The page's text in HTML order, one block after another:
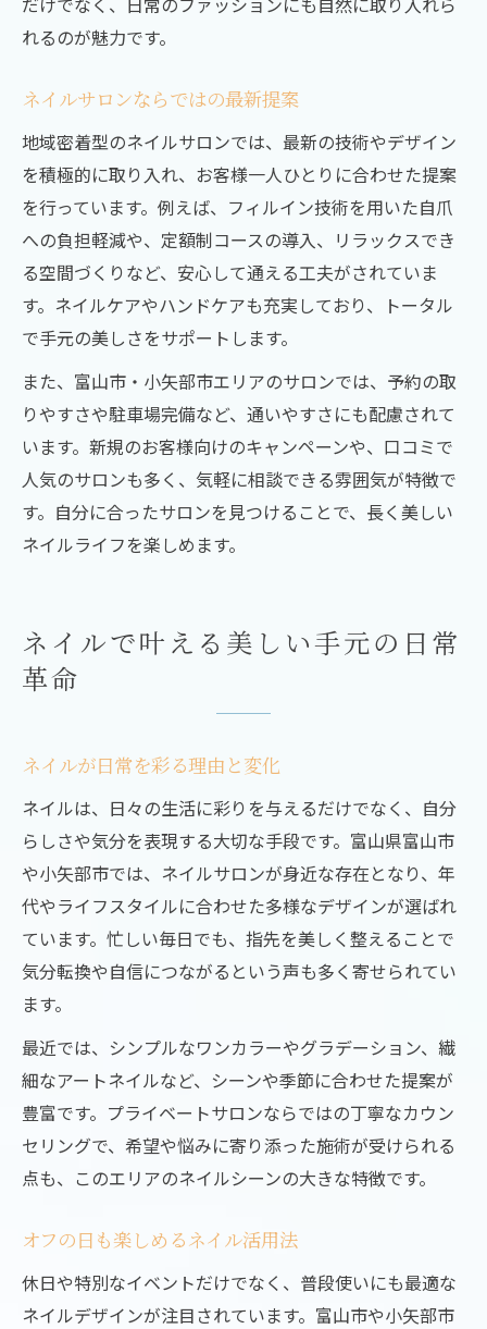
れるのが魅力です。
ネイルサロンならではの最新提案
地域密着型のネイルサロンでは、最新の技術やデザイン
を積極的に取り入れ、お客様一人ひとりに合わせた提案
を行っています。例えば、フィルイン技術を用いた自爪
への負担軽減や、定額制コースの導入、リラックスでき
る空間づくりなど、安心して通える工夫がされていま
す。ネイルケアやハンドケアも充実しており、トータル
で手元の美しさをサポートします。
また、富山市・小矢部市エリアのサロンでは、予約の取
りやすさや駐車場完備など、通いやすさにも配慮されて
います。新規のお客様向けのキャンペーンや、口コミで
人気のサロンも多く、気軽に相談できる雰囲気が特徴で
す。自分に合ったサロンを見つけることで、長く美しい
ネイルライフを楽しめます。
ネイルで叶える美しい手元の日常
革命
ネイルが日常を彩る理由と変化
ネイルは、日々の生活に彩りを与えるだけでなく、自分
らしさや気分を表現する大切な手段です。富山県富山市
や小矢部市では、ネイルサロンが身近な存在となり、年
代やライフスタイルに合わせた多様なデザインが選ばれ
ています。忙しい毎日でも、指先を美しく整えることで
気分転換や自信につながるという声も多く寄せられてい
ます。
最近では、シンプルなワンカラーやグラデーション、繊
細なアートネイルなど、シーンや季節に合わせた提案が
豊富です。プライベートサロンならではの丁寧なカウン
セリングで、希望や悩みに寄り添った施術が受けられる
点も、このエリアのネイルシーンの大きな特徴です。
オフの日も楽しめるネイル活用法
休日や特別なイベントだけでなく、普段使いにも最適な
ネイルデザインが注目されています。富山市や小矢部市